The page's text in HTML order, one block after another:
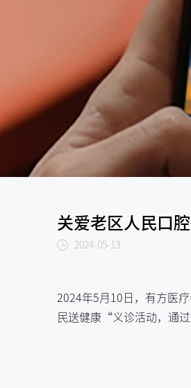
关爱老区人民口
2024-05-13
2024年5月10日，有方医
民送健康“义诊活动，通